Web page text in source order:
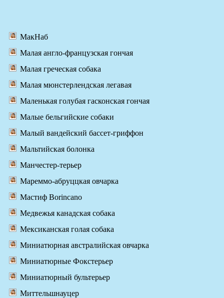
МакНаб
Малая англо-французская гончая
Малая греческая собака
Малая мюнстерлендская легавая
Маленькая голубая гасконская гончая
Малые бельгийские собаки
Малый вандейский бассет-гриффон
Мальтийская болонка
Манчестер-терьер
Мареммо-абруццкая овчарка
Мастиф Borincano
Медвежья канадская собака
Мексиканская голая собака
Миниатюрная австралийская овчарка
Миниатюрные Фокстерьер
Миниатюрный бультерьер
Миттельшнауцер